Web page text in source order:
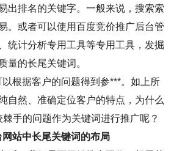
出排名的关键字。一般来说，搜索索
。或者可以使用百度竞价推广后台管
统计分析专用工具等专用工具，发掘
量的长尾关键词。
根据客户的问题得到参***。如上所
自然、准确定位客户的特点，为什么
手的问题作为关键词进行推广呢？
网站中长尾关键词的布局